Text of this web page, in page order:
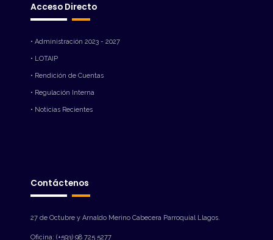
Acceso Directo
• Administración 2023 - 2027
• LOTAIP
• Rendición de Cuentas
• Regulación Interna
• Noticias Recientes
Contáctenos
27 de Octubre y Arnaldo Merino Cabecera Parroquial Llagos.
Oficina: (+593) 98 725 5277